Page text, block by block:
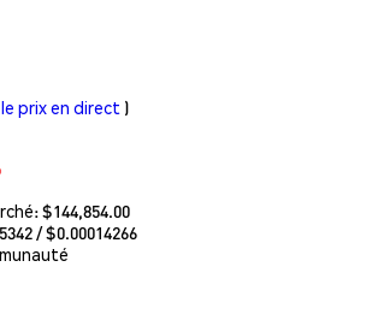
prix en direct )
$144,854.00
/ $0.00014266